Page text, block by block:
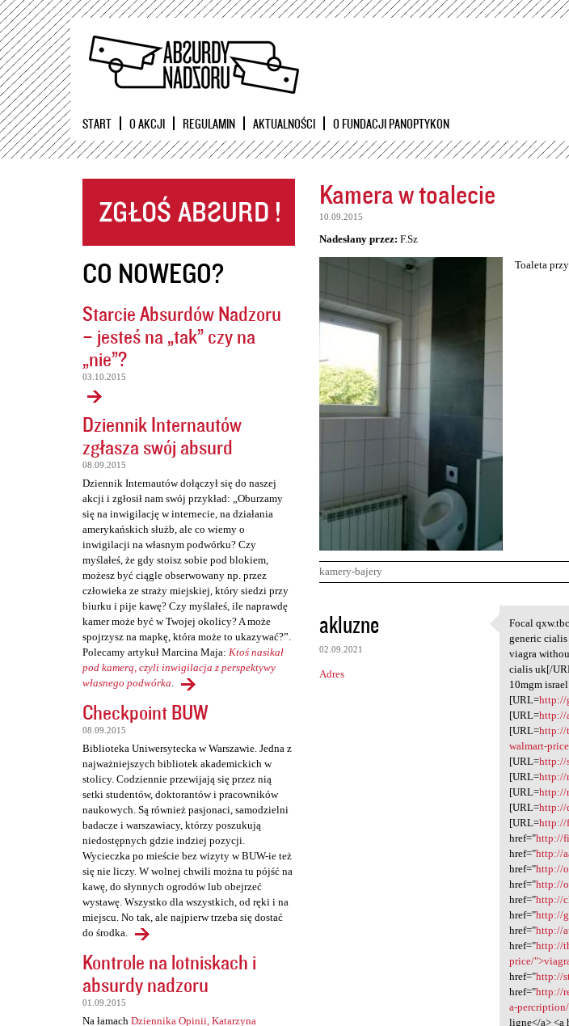
Przejdź
START O AKCJI REGULAMIN AKTUALNOŚCI O FUNDACJI PANOPTYKON
CO NOWEGO?
Starcie Absurdów Nadzoru
– jesteś na „tak” czy na
„nie”?
03.10.2015
Dziennik Internautów
zgłasza swój absurd
08.09.2015
Dziennik Internautów dołączył się do naszej
akcji i zgłosił nam swój przykład: „Oburzamy
się na inwigilację w internecie, na działania
amerykańskich służb, ale co wiemy o
inwigilacji na własnym podwórku? Czy
myślałeś, że gdy stoisz sobie pod blokiem,
możesz być ciągle obserwowany np. przez
człowieka ze straży miejskiej, który siedzi przy
biurku i pije kawę? Czy myślałeś, ile naprawdę
kamer może być w Twojej okolicy? A może
spojrzysz na mapkę, która może to ukazywać?”.
Polecamy artykuł Marcina Maja: Ktoś nasikał
pod kamerą, czyli inwigilacja z perspektywy
własnego podwórka.
Checkpoint BUW
08.09.2015
Biblioteka Uniwersytecka w Warszawie. Jedna z
najważniejszych bibliotek akademickich w
stolicy. Codziennie przewijają się przez nią
setki studentów, doktorantów i pracowników
naukowych. Są również pasjonaci, samodzielni
badacze i warszawiacy, którzy poszukują
niedostępnych gdzie indziej pozycji.
Wycieczka po mieście bez wizyty w BUW-ie też
się nie liczy. W wolnej chwili można tu pójść na
kawę, do słynnych ogrodów lub obejrzeć
wystawę. Wszystko dla wszystkich, od ręki i na
miejscu. No tak, ale najpierw trzeba się dostać
do środka.
Kontrole na lotniskach i
absurdy nadzoru
01.09.2015
Na łamach Dziennika Opinii, Katarzyna
Kamera w toalecie
10.09.2015
Nadesłany przez: F.Sz
Toaleta
kamery-bajery
K
o
m
e
akluzne
02.09.2021
Adres
Focal
Focal
generic
viagra
cialis uk[/
10mgm
[URL=http://
[URL=http://
[URL=http://
walmart-
[URL=http://
[URL=http://
[URL=http://
[URL=http://
[URL=http://
href="http://
href="http://
href="http://
href="http://
href="http://
href="http://
href="http://
href="http://
price/
href="http://
href="http://
a-
ligne</a> <a